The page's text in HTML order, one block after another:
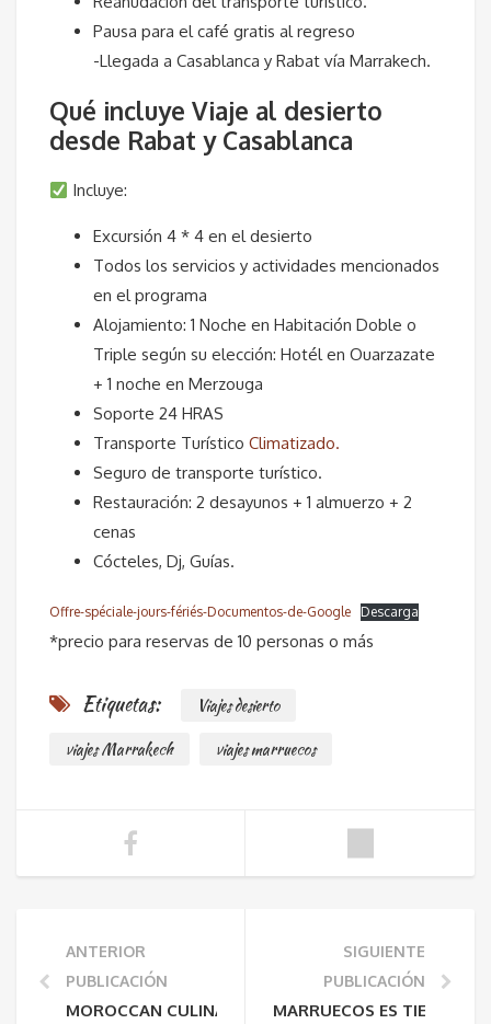
Pausa para el café gratis al regreso
-Llegada a Casablanca y Rabat vía Marrakech.
Qué incluye Viaje al desierto
desde Rabat y Casablanca
Incluye:
Excursión 4 * 4 en el desierto
Todos los servicios y actividades mencionados
en el programa
Alojamiento: 1 Noche en Habitación Doble o
Triple según su elección: Hotél en Ouarzazate
+ 1 noche en Merzouga
Soporte 24 HRAS
Transporte Turístico Climatizado.
Seguro de transporte turístico.
Restauración: 2 desayunos + 1 almuerzo + 2
cenas
Cócteles, Dj, Guías.
Offre-spéciale-jours-fériés-Documentos-de-Google Descarga
*precio para reservas de 10 personas o más
Etiquetas:
Viajes desierto
viajes Marrakech
viajes marruecos
ANTERIOR
PUBLICACIÓN
MOROCCAN CULINARY ARTS MUSEUM
SIGUIENTE
PUBLICACIÓN
MARRUECOS ES TIEMPO